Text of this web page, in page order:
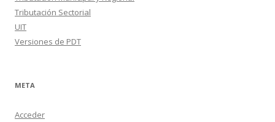
Tributación Sectorial
UIT
Versiones de PDT
META
Acceder